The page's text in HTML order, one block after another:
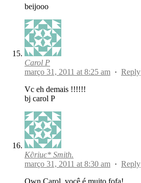
beijooo
Carol P
março 31, 2011 at 8:25 am · Reply
Vc eh demais !!!!!!
bj carol P
K∂riиє* Smith.
março 31, 2011 at 8:30 am · Reply